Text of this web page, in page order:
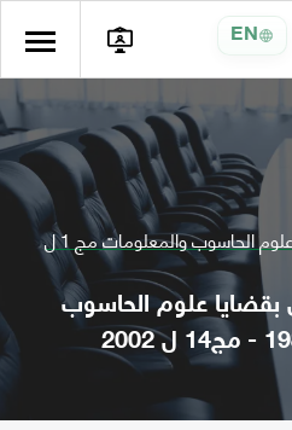
EN
مجلة الملك سعود تعني بقضايا علوم الحاسوب والمعلومات مج 1 ل
علوم الحاسوب